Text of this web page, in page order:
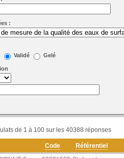
:
Validé Gelé
de 1 à 100 sur les 40388 réponses
Code Référentiel